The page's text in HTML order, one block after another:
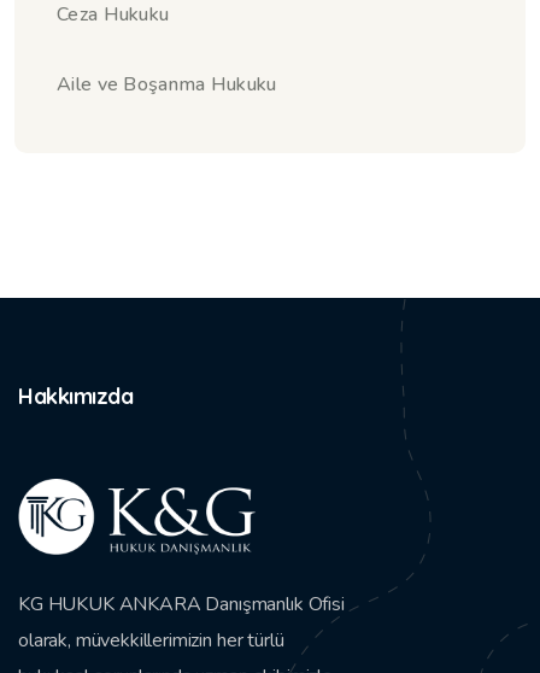
Ceza Hukuku
Aile ve Boşanma Hukuku
Hakkımızda
KG HUKUK ANKARA Danışmanlık Ofisi
olarak, müvekkillerimizin her türlü